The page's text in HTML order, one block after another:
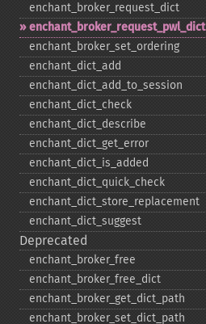
enchant_​broker_​request_​dict
enchant_​broker_​request_​pwl_​dict
enchant_​broker_​set_​ordering
enchant_​dict_​add
enchant_​dict_​add_​to_​session
enchant_​dict_​check
enchant_​dict_​describe
enchant_​dict_​get_​error
enchant_​dict_​is_​added
enchant_​dict_​quick_​check
enchant_​dict_​store_​replacement
enchant_​dict_​suggest
Deprecated
enchant_​broker_​free
enchant_​broker_​free_​dict
enchant_​broker_​get_​dict_​path
enchant_​broker_​set_​dict_​path